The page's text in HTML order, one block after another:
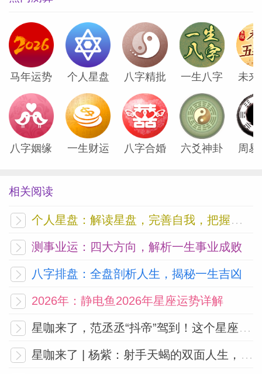
她在恋爱关系中少女感十足，在情绪表达上
多多少少有点冲动，有点急性子，容易因为
一时的不爽直接“炸”出真实反应，需要另一
方能给到及时的、快速的反馈。联系上前一
小节中提到的“综合型”人格，所以在亲密关
系中，一旦错过了白羊座直来直往的情绪模
式，她很有可能会进入到一种别扭模式，把
能量导入金牛座领域，开始为了稳定关系而
不过这不意味着宋祖儿在感情中会是一个任
性的小女孩，她的情绪波动是真实而直接
的，
收，什么时候该让别人舒适，这就是金牛星
群帮她稳住的部分。总体来说，能陪她笑陪
她闹，也能在大事上稳住心神，展示坚定毅
力的人，是能玩得来、说得开、撑得住的
人。
马年运势 个人星盘 八字精批 一生八字 未来
八字姻缘 一生财运 八字合婚 六爻神卦 周易
相关阅读
个人星盘：解读星盘，完善自我，把握未来
测事业运：四大方向，解析一生事业成败
八字排盘：全盘剖析人生，揭秘一生吉凶
2026年：静电鱼2026年星座运势详解
星咖来了，范丞丞“抖帝”驾到！这个星座天生自带社牛基因
星咖来了 | 杨紫：射手天蝎的双面人生，自由与爱缺一不可